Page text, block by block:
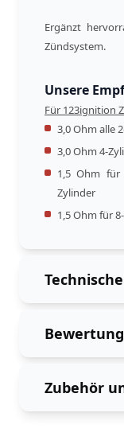
Ergänzt
Zündsystem.
Unsere
Für 123ignition
3,0 Ohm alle
3,0 Ohm 4-
1,5 Ohm für
Zylinder
1,5 Ohm für
Zubehör